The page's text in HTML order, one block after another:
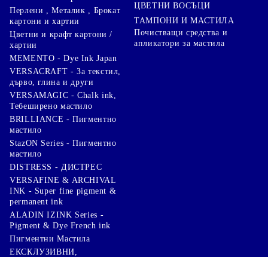
Перлени , Металик , Брокат
картони и хартии
Цветни и крафт картони /
хартии
ЦВЕТНИ ВОСЪЦИ
ТАМПОНИ И МАСТИЛА
Почистващи средства и
апликатори за мастила
MEMENTO - Dye Ink Japan
VERSACRAFT - За текстил,
дърво, глина и други
VERSAMAGIC - Chalk ink,
Тебеширено мастило
BRILLIANCE - Пигментно
мастило
StazON Series - Пигментно
мастило
DISTRESS - ДИСТРЕС
VERSAFINE & ARCHIVAL
INK - Super fine pigment &
permanent ink
ALADIN IZINK Series -
Pigment & Dye French ink
Пигментни Мастила
ЕКСКЛУЗИВНИ,